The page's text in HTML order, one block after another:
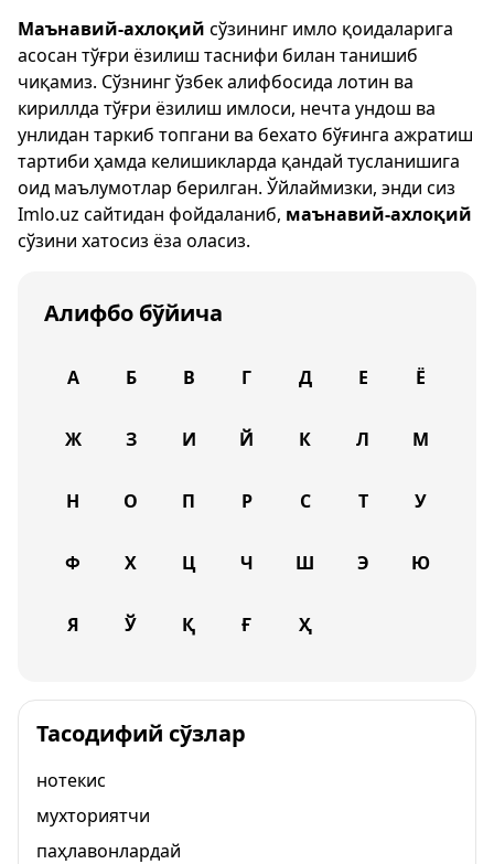
Маънавий-ахлоқий сўзининг имло қоидаларига
асосан тўғри ёзилиш таснифи билан танишиб
чиқамиз. Сўзнинг ўзбек алифбосида лотин ва
кириллда тўғри ёзилиш имлоси, нечта ундош ва
унлидан таркиб топгани ва бехато бўғинга ажратиш
тартиби ҳамда келишикларда қандай тусланишига
оид маълумотлар берилган. Ўйлаймизки, энди сиз
Imlo.uz сайтидан фойдаланиб, маънавий-ахлоқий
сўзини хатосиз ёза оласиз.
Алифбо бўйича
А Б В Г Д Е Ё
Ж З И Й К Л М
Н О П Р С Т У
Ф Х Ц Ч Ш Э Ю
Я Ў Қ Ғ Ҳ
Тасодифий сўзлар
нотекис
мухториятчи
паҳлавонлардай